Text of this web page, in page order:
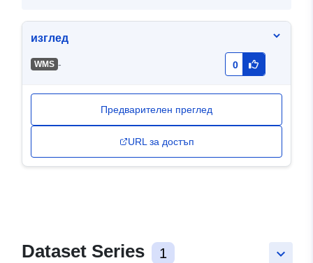
изглед
WMS - 0
Предварителен преглед
URL за достъп
keyboard_arrow_down
Dataset Series 1